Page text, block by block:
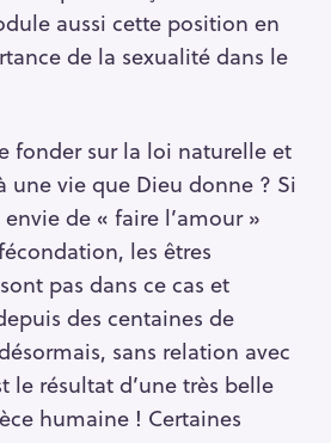
aussi cette position en
de la sexualité dans le
fonder sur la loi naturelle et
une vie que Dieu donne ? Si
de « faire l’amour »
les êtres
pas dans ce cas et
des centaines de
sans relation avec
le résultat d’une très belle
humaine ! Certaines